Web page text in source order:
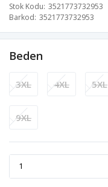
Stok Kodu 3521773732953
Barkod 3521773732953
Beden
3XL 4XL 5XL
9XL